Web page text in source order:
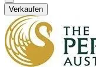
Verkaufen